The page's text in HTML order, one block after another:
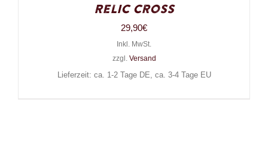
Relic Cross
29,90€
Inkl. MwSt.
zzgl. Versand
Lieferzeit: ca. 1-2 Tage DE, ca. 3-4 Tage EU